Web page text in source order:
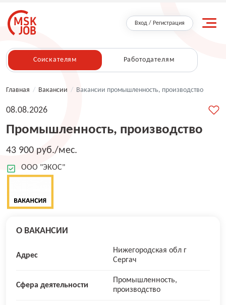
Вход / Регистрация
Соискателям Работодателям
Главная / Вакансии / Вакансии промышленность, производство
Промышленность, производство
08.08.2026
43 900 руб./мес.
ООО "ЭКОС"
О ВАКАНСИИ
Адрес
Нижегородская обл г
Сергач
Сфера деятельности
Промышленность,
производство